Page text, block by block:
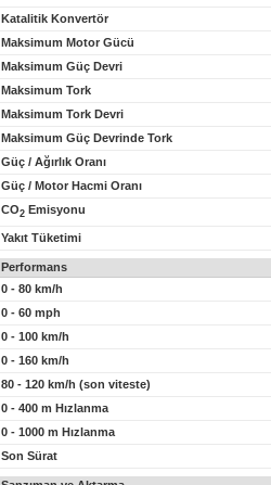
Katalitik Konvertör
Maksimum Motor Gücü
Maksimum Güç Devri
Maksimum Tork
Maksimum Tork Devri
Maksimum Güç Devrinde Tork
Güç / Ağırlık Oranı
Güç / Motor Hacmi Oranı
CO2 Emisyonu
Yakıt Tüketimi
Performans
0 - 80 km/h
0 - 60 mph
0 - 100 km/h
0 - 160 km/h
80 - 120 km/h (son viteste)
0 - 400 m Hızlanma
0 - 1000 m Hızlanma
Son Sürat